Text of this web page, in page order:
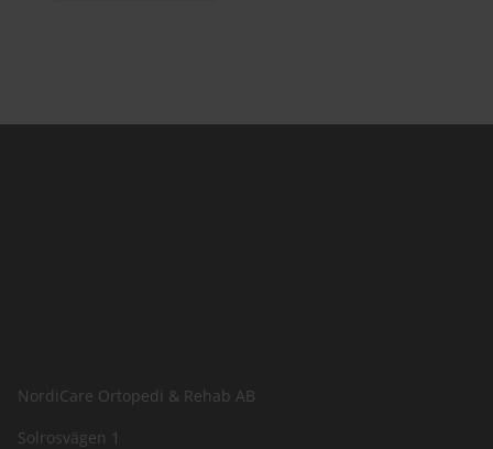
NordiCare Ortopedi & Rehab AB
Solrosvägen 1